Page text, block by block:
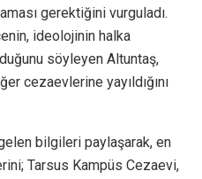
gerektiğini vurguladı.
ideolojinin halka
söyleyen Altuntaş,
cezaevlerine yayıldığını
bilgileri paylaşarak, en
Tarsus Kampüs Cezaevi,